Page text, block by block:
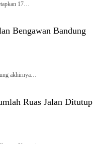
17…
Bengawan Bandung
akhirnya…
Ruas Jalan Ditutup